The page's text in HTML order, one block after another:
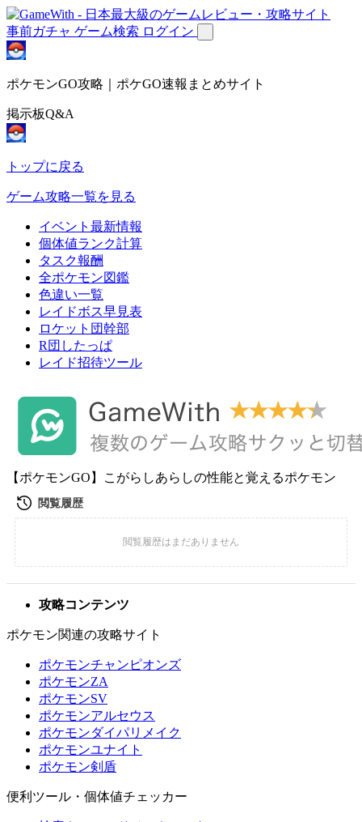
事前ガチャ ゲーム検索 ログイン
ポケモンGO攻略｜ポケGO速報まとめサイト
掲示板Q&A
トップに戻る
ゲーム攻略一覧を見る
イベント最新情報
個体値ランク計算
タスク報酬
全ポケモン図鑑
色違い一覧
レイドボス早見表
ロケット団幹部
R団したっぱ
レイド招待ツール
【ポケモンGO】こがらしあらしの性能と覚えるポケモン
攻略コンテンツ
ポケモン関連の攻略サイト
ポケモンチャンピオンズ
ポケモンZA
ポケモンSV
ポケモンアルセウス
ポケモンダイパリメイク
ポケモンユナイト
ポケモン剣盾
便利ツール・個体値チェッカー